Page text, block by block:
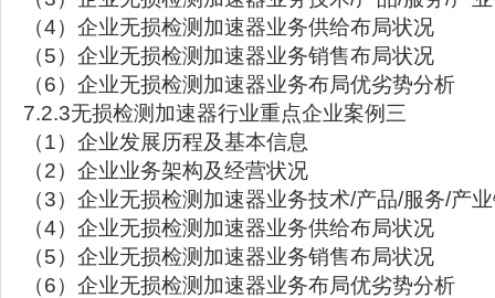
（4）企业无损检测加速器业务供给布局状况
（5）企业无损检测加速器业务销售布局状况
（6）企业无损检测加速器业务布局优劣势分析
7.2.3无损检测加速器行业重点企业案例三
（1）企业发展历程及基本信息
（2）企业业务架构及经营状况
（3）企业无损检测加速器业务技术/产品/服务/产
（4）企业无损检测加速器业务供给布局状况
（5）企业无损检测加速器业务销售布局状况
（6）企业无损检测加速器业务布局优劣势分析